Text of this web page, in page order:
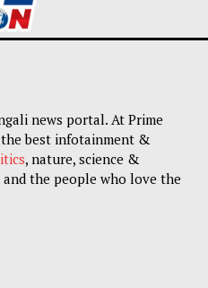
news portal. At Prime
best infotainment &
, nature, science &
the people who love the